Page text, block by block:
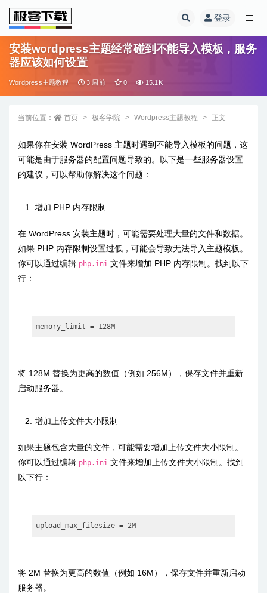
登录
安装wordpress主题经常碰到不能导入模板，服务
器应该如何设置
Wordpress主题教程 3 周前 0 15.1K
当前位置： 首页 极客学院 Wordpress主题教程 正文
如果你在安装 WordPress 主题时遇到不能导入模板的问题，这
可能是由于服务器的配置问题导致的。以下是一些服务器设置
的建议，可以帮助你解决这个问题：
增加 PHP 内存限制
在 WordPress 安装主题时，可能需要处理大量的文件和数据。
如果 PHP 内存限制设置过低，可能会导致无法导入主题模板。
你可以通过编辑 php.ini 文件来增加 PHP 内存限制。找到以下
行：
memory_limit = 128M
将 128M 替换为更高的数值（例如 256M），保存文件并重新
启动服务器。
增加上传文件大小限制
如果主题包含大量的文件，可能需要增加上传文件大小限制。
你可以通过编辑 php.ini 文件来增加上传文件大小限制。找到
以下行：
upload_max_filesize = 2M
将 2M 替换为更高的数值（例如 16M），保存文件并重新启动
服务器。
全部